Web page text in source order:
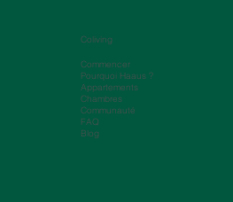
Coliving
Commencer
Pourquoi Haaus ?
Appartements
Chambres
Communauté
FAQ
Blog